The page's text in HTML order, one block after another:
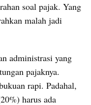
soal pajak. Yang
malah jadi
administrasi yang
pajaknya.
rapi. Padahal,
harus ada